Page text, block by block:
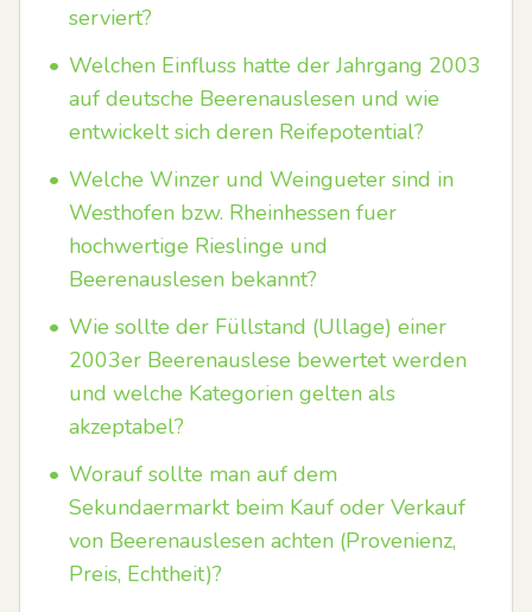
serviert?
• Welchen Einfluss hatte der Jahrgang 2003
auf deutsche Beerenauslesen und wie
entwickelt sich deren Reifepotential?
• Welche Winzer und Weingueter sind in
Westhofen bzw. Rheinhessen fuer
hochwertige Rieslinge und
Beerenauslesen bekannt?
• Wie sollte der Füllstand (Ullage) einer
2003er Beerenauslese bewertet werden
und welche Kategorien gelten als
akzeptabel?
• Worauf sollte man auf dem
Sekundaermarkt beim Kauf oder Verkauf
von Beerenauslesen achten (Provenienz,
Preis, Echtheit)?